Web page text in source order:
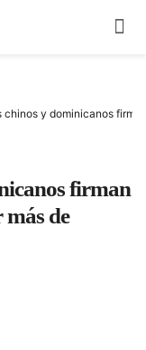
chinos y dominicanos
firman
de